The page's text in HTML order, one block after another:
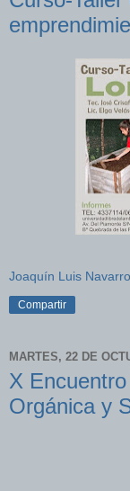
Joaquín Luis Navarro
Compartir
MARTES, 22 DE
X
Orgánica y